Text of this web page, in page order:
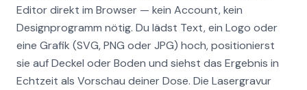
Editor direkt im Browser — kein Account, kein
Designprogramm nötig. Du lädst Text, ein Logo oder
eine Grafik (SVG, PNG oder JPG) hoch, positionierst
sie auf Deckel oder Boden und siehst das Ergebnis in
Echtzeit als Vorschau deiner Dose. Die Lasergravur